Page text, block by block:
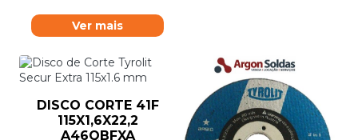
Ver mais
DISCO CORTE 41F
115X1,6X22,2
A46QBFXA